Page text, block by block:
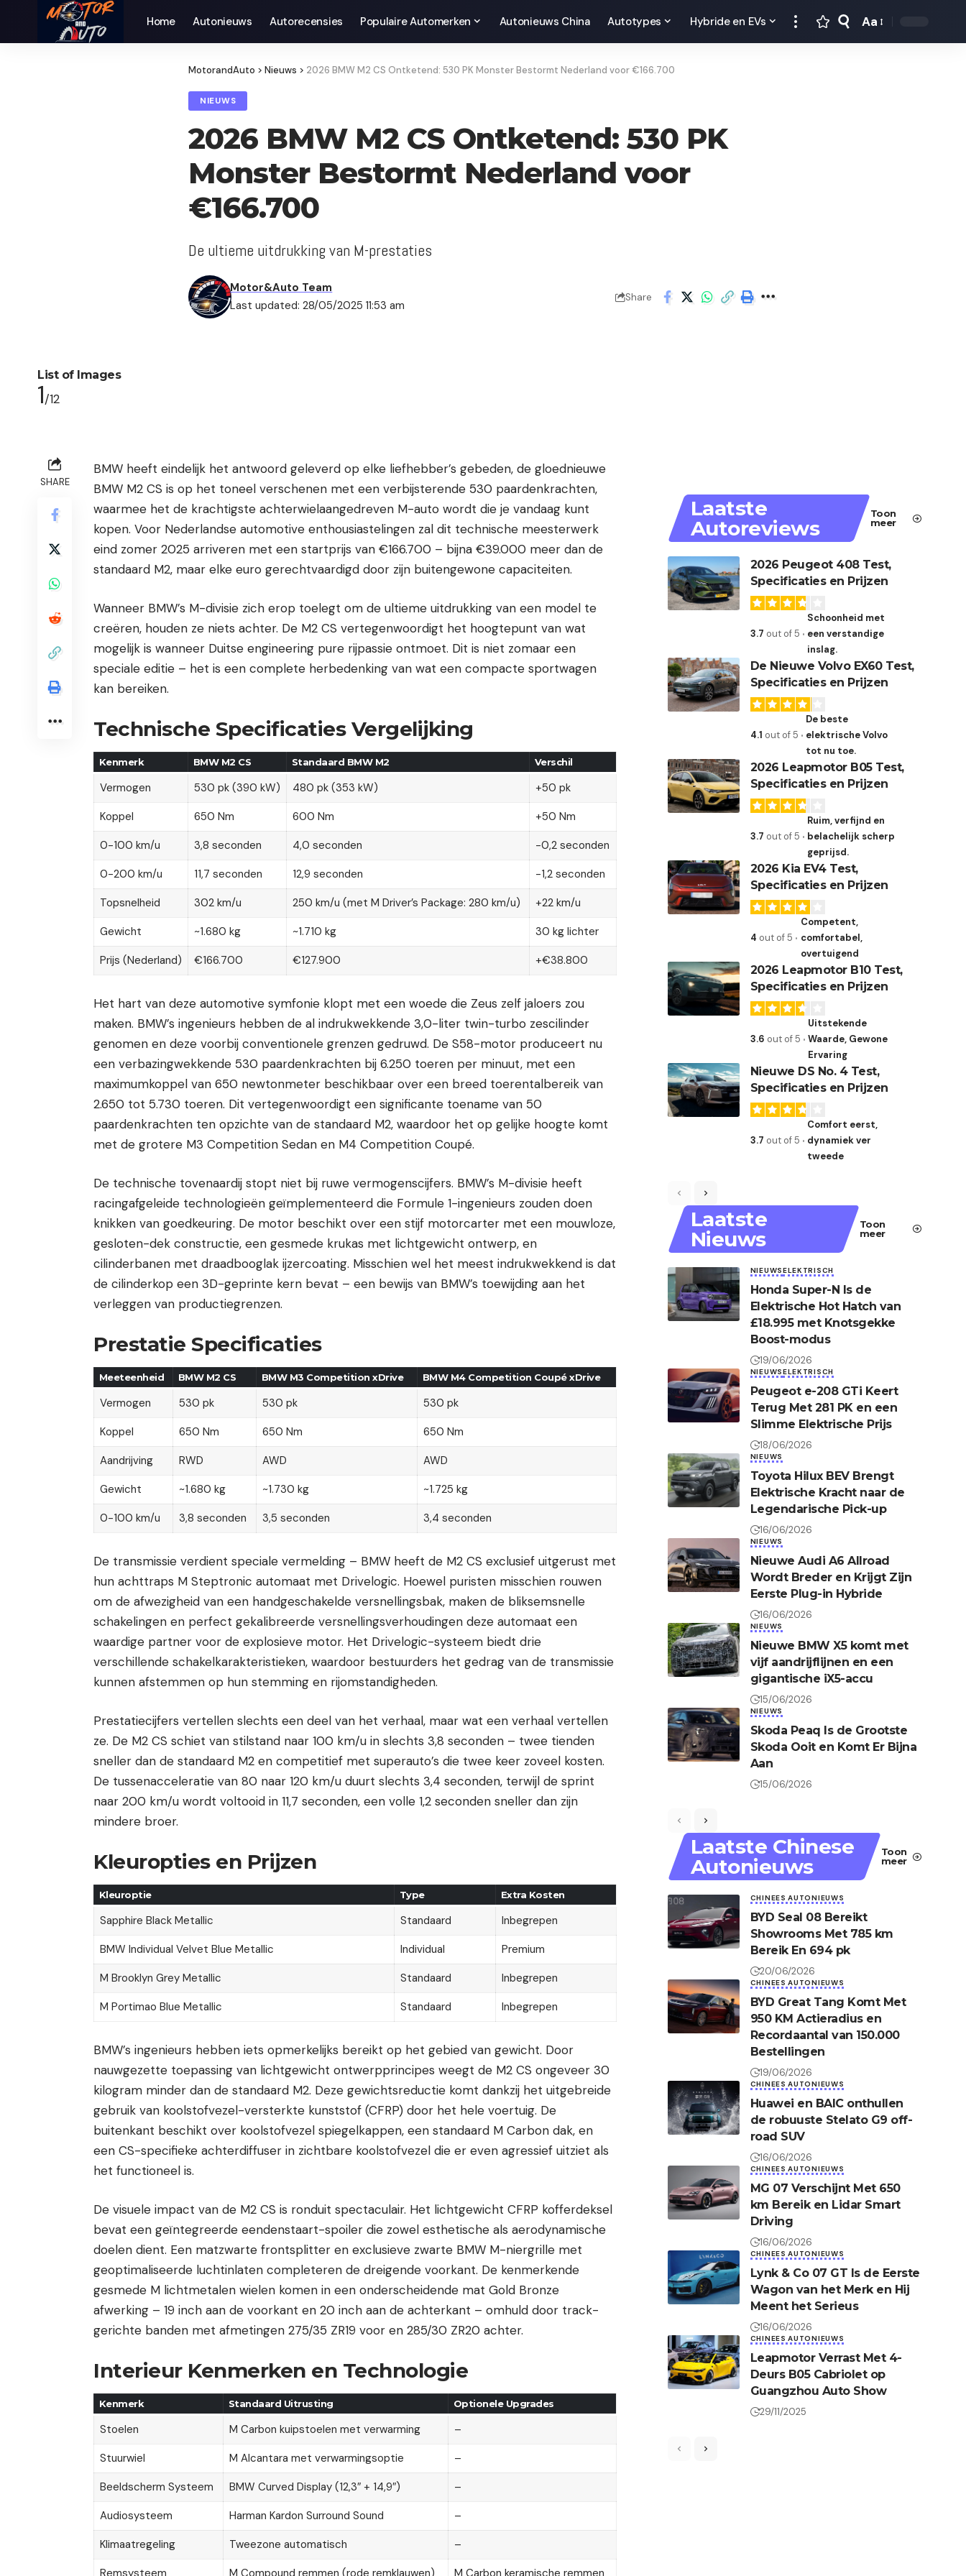
Home Autonieuws Auto­recensies Populaire Automerken Autonieuws China Autotypes Hybride en EVs Aa
MotorandAuto > Nieuws > 2026 BMW M2 CS Ontketend: 530 PK Monster Bestormt Nederland voor €166.700
NIEUWS
2026 BMW M2 CS Ontketend: 530 PK
Monster Bestormt Nederland voor
€166.700
De ultieme uitdrukking van M-prestaties
Last updated: 28/05/2025 11:53 am
Motor&Auto Team
Share
2025 BMW M2 CS Voor Drie-Kwart Zicht op Circuit
List of Images
1/12
SHARE
BMW heeft eindelijk het antwoord geleverd op elke liefhebber’s gebeden, de gloednieuwe
BMW M2 CS is op het toneel verschenen met een verbijsterende 530 paardenkrachten,
waarmee het de krachtigste achterwielaangedreven M-auto wordt die je vandaag kunt
kopen. Voor Nederlandse automotive enthousiastelingen zal dit technische meesterwerk
eind zomer 2025 arriveren met een startprijs van €166.700 – bijna €39.000 meer dan de
standaard M2, maar elke euro gerechtvaardigd door zijn buitengewone capaciteiten.
Wanneer BMW’s M-divisie zich erop toelegt om de ultieme uitdrukking van een model te
creëren, houden ze niets achter. De M2 CS vertegenwoordigt het hoogtepunt van wat
mogelijk is wanneer Duitse engineering pure rijpassie ontmoet. Dit is niet zomaar een
speciale editie – het is een complete herbedenking van wat een compacte sportwagen
kan bereiken.
Technische Specificaties Vergelijking
Kenmerk BMW M2 CS Standaard BMW M2 Verschil
Vermogen 530 pk (390 kW) 480 pk (353 kW)
+50 pk
Koppel
650 Nm 600 Nm
+50 Nm
0-100 km/u
3,8 seconden 4,0 seconden
-0,2 seconden
0-200 km/u
11,7 seconden 12,9 seconden
-1,2 seconden
Topsnelheid
302 km/u 250 km/u (met M Driver’s Package: 280 km/u)
+22 km/u
Gewicht
~1.680 kg ~1.710 kg
30 kg lichter
Prijs (Nederland)
€166.700 €127.900 +€38.800
Het hart van deze automotive symfonie klopt met een woede die Zeus zelf jaloers zou
maken. BMW’s ingenieurs hebben de al indrukwekkende 3,0-liter twin-turbo zescilinder
genomen en deze voorbij conventionele grenzen gedruwd. De S58-motor produceert nu
een verbazingwekkende 530 paardenkrachten bij 6.250 toeren per minuut, met een
maximumkoppel van 650 newtonmeter beschikbaar over een breed toerentalbereik van
2.650 tot 5.730 toeren. Dit vertegenwoordigt een significante toename van 50
paardenkrachten ten opzichte van de standaard M2, waardoor het op gelijke hoogte komt
met de grotere M3 Competition Sedan en M4 Competition Coupé.
De technische tovenaardij stopt niet bij ruwe vermogenscijfers. BMW’s M-divisie heeft
racingafgeleide technologieën geïmplementeerd die Formule 1-ingenieurs zouden doen
knikken van goedkeuring. De motor beschikt over een stijf motorcarter met een mouwloze,
gesloten-dek constructie, een gesmede krukas met lichtgewicht ontwerp, en
cilinderbanen met draadbooglak ijzercoating. Misschien wel het meest indrukwekkend is dat
de cilinderkop een 3D-geprinte kern bevat – een bewijs van BMW’s toewijding aan het
verleggen van productiegrenzen.
Prestatie Specificaties
Meeteenheid BMW M2 CS BMW M3 Competition xDrive BMW M4 Competition Coupé xDrive
Vermogen 530 pk 530 pk
530 pk
Koppel
650 Nm 650 Nm
650 Nm
Aandrijving
RWD AWD
AWD
Gewicht
~1.680 kg ~1.730 kg
~1.725 kg
0-100 km/u
3,8 seconden 3,5 seconden 3,4 seconden
De transmissie verdient speciale vermelding – BMW heeft de M2 CS exclusief uitgerust met
hun achttraps M Steptronic automaat met Drivelogic. Hoewel puristen misschien rouwen
om de afwezigheid van een handgeschakelde versnellingsbak, maken de bliksemsnelle
schakelingen en perfect gekalibreerde versnellingsverhoudingen deze automaat een
waardige partner voor de explosieve motor. Het Drivelogic-systeem biedt drie
verschillende schakelkarakteristieken, waardoor bestuurders het gedrag van de transmissie
kunnen afstemmen op hun stemming en rijomstandigheden.
Prestatiecijfers vertellen slechts een deel van het verhaal, maar wat een verhaal vertellen
ze. De M2 CS schiet van stilstand naar 100 km/u in slechts 3,8 seconden – twee tienden
sneller dan de standaard M2 en competitief met superauto’s die twee keer zoveel kosten.
De tussenacceleratie van 80 naar 120 km/u duurt slechts 3,4 seconden, terwijl de sprint
naar 200 km/u wordt voltooid in 11,7 seconden, een volle 1,2 seconden sneller dan zijn
mindere broer.
Kleuropties en Prijzen
Kleuroptie Type Extra Kosten
Sapphire Black Metallic Standaard
Inbegrepen
BMW Individual Velvet Blue Metallic
Individual
Premium
M Brooklyn Grey Metallic
Standaard
Inbegrepen
M Portimao Blue Metallic
Standaard Inbegrepen
BMW’s ingenieurs hebben iets opmerkelijks bereikt op het gebied van gewicht. Door
nauwgezette toepassing van lichtgewicht ontwerpprincipes weegt de M2 CS ongeveer 30
kilogram minder dan de standaard M2. Deze gewichtsreductie komt dankzij het uitgebreide
gebruik van koolstofvezel-versterkte kunststof (CFRP) door het hele voertuig. De
buitenkant beschikt over koolstofvezel spiegelkappen, een standaard M Carbon dak, en
een CS-specifieke achterdiffuser in zichtbare koolstofvezel die er even agressief uitziet als
het functioneel is.
De visuele impact van de M2 CS is ronduit spectaculair. Het lichtgewicht CFRP kofferdeksel
bevat een geïntegreerde eendenstaart-spoiler die zowel esthetische als aerodynamische
doelen dient. Een matzwarte frontsplitter en exclusieve zwarte BMW M-niergrille met
geoptimaliseerde luchtinlaten completeren de dreigende voorkant. De kenmerkende
gesmede M lichtmetalen wielen komen in een onderscheidende mat Gold Bronze
afwerking – 19 inch aan de voorkant en 20 inch aan de achterkant – omhuld door track-
gerichte banden met afmetingen 275/35 ZR19 voor en 285/30 ZR20 achter.
Interieur Kenmerken en Technologie
Kenmerk Standaard Uitrusting Optionele Upgrades
Stoelen M Carbon kuipstoelen met verwarming
–
Stuurwiel
M Alcantara met verwarmingsoptie
–
Beeldscherm Systeem
BMW Curved Display (12,3″ + 14,9″)
–
Audiosysteem
Harman Kardon Surround Sound
–
Klimaatregeling
Tweezone automatisch
–
Remsysteem
M Compound remmen (rode remklauwen) M Carbon keramische remmen
Laatste
Autoreviews
Toon
meer
2026 Peugeot 408 Test,
Specificaties en Prijzen
3.7 out of 5
Schoonheid met
een verstandige
inslag.
De Nieuwe Volvo EX60 Test,
Specificaties en Prijzen
4.1 out of 5
De beste
elektrische Volvo
tot nu toe.
2026 Leapmotor B05 Test,
Specificaties en Prijzen
3.7 out of 5
Ruim, verfijnd en
belachelijk scherp
geprijsd.
2026 Kia EV4 Test,
Specificaties en Prijzen
4 out of 5
Competent,
comfortabel,
overtuigend
2026 Leapmotor B10 Test,
Specificaties en Prijzen
3.6 out of 5
Uitstekende
Waarde, Gewone
Ervaring
Nieuwe DS No. 4 Test,
Specificaties en Prijzen
3.7 out of 5
Comfort eerst,
dynamiek ver
tweede
Laatste
Nieuws
Toon
meer
NIEUWSELEKTRISCH
Honda Super-N Is de
Elektrische Hot Hatch van
£18.995 met Knotsgekke
Boost-modus
19/06/2026
NIEUWSELEKTRISCH
Peugeot e-208 GTi Keert
Terug Met 281 PK en een
Slimme Elektrische Prijs
18/06/2026
NIEUWS
Toyota Hilux BEV Brengt
Elektrische Kracht naar de
Legendarische Pick-up
16/06/2026
NIEUWS
Nieuwe Audi A6 Allroad
Wordt Breder en Krijgt Zijn
Eerste Plug-in Hybride
16/06/2026
NIEUWS
Nieuwe BMW X5 komt met
vijf aandrijflijnen en een
gigantische iX5-accu
15/06/2026
NIEUWS
Skoda Peaq Is de Grootste
Skoda Ooit en Komt Er Bijna
Aan
15/06/2026
Laatste Chinese
Autonieuws
Toon
meer
CHINEES AUTONIEUWS
BYD Seal 08 Bereikt
Showrooms Met 785 km
Bereik En 694 pk
20/06/2026
CHINEES AUTONIEUWS
BYD Great Tang Komt Met
950 KM Actieradius en
Recordaantal van 150.000
Bestellingen
19/06/2026
CHINEES AUTONIEUWS
Huawei en BAIC onthullen
de robuuste Stelato G9 off-
road SUV
16/06/2026
CHINEES AUTONIEUWS
MG 07 Verschijnt Met 650
km Bereik en Lidar Smart
Driving
16/06/2026
CHINEES AUTONIEUWS
Lynk & Co 07 GT Is de Eerste
Wagon van het Merk en Hij
Meent het Serieus
16/06/2026
CHINEES AUTONIEUWS
Leapmotor Verrast Met 4-
Deurs B05 Cabriolet op
Guangzhou Auto Show
29/11/2025